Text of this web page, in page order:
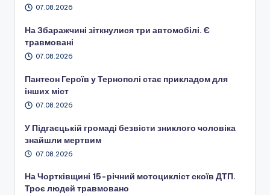
07.08.2026
На Збаражчині зіткнулися три автомобілі. Є
травмовані
07.08.2026
Пантеон Героїв у Тернополі стає прикладом для
інших міст
07.08.2026
У Підгаєцькій громаді безвісти зниклого чоловіка
знайшли мертвим
07.08.2026
На Чортківщині 15-річний мотоцикліст скоїв ДТП.
Троє людей травмовано